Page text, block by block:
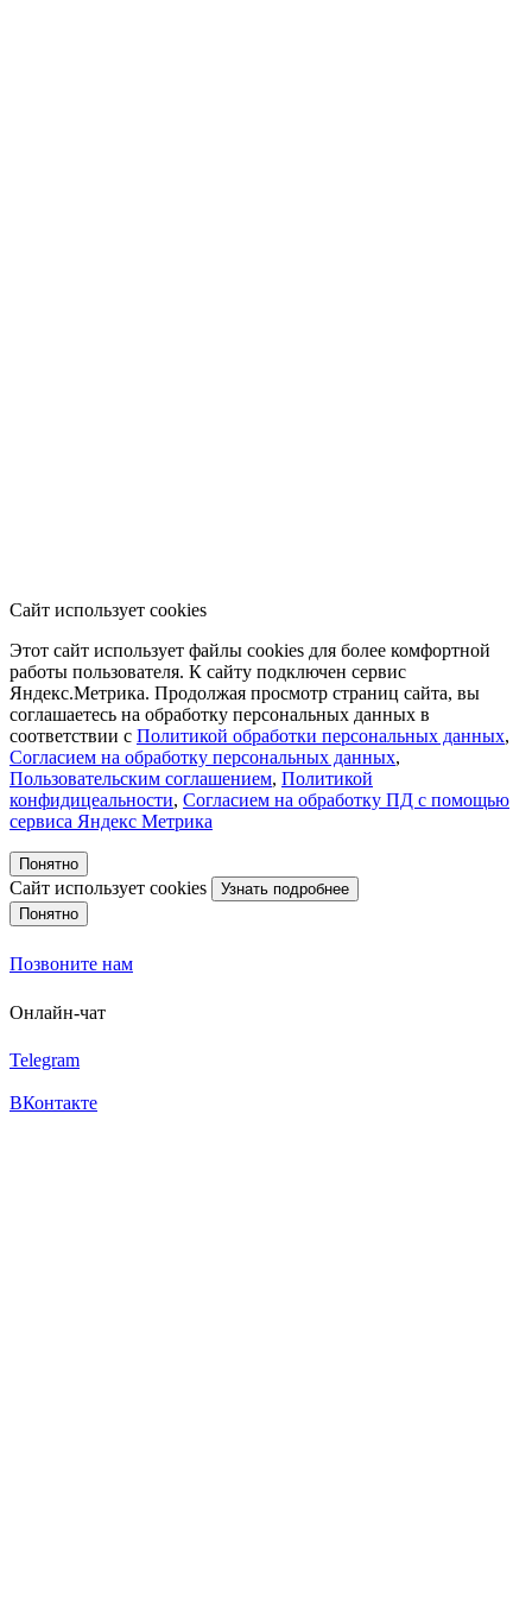
Сайт использует cookies
Этот сайт использует файлы cookies для более комфортной
работы пользователя. К сайту подключен сервис
Яндекс.Метрика. Продолжая просмотр страниц сайта, вы
соглашаетесь на обработку персональных данных в
соответствии с Политикой обработки персональных данных,
Согласием на обработку персональных данных,
Пользовательским соглашением, Политикой
конфидицеальности, Согласием на обработку ПД с помощью
сервиса Яндекс Метрика
Понятно
Сайт использует cookies
Узнать подробнее
Понятно
Позвоните нам
Онлайн-чат
Telegram
ВКонтакте